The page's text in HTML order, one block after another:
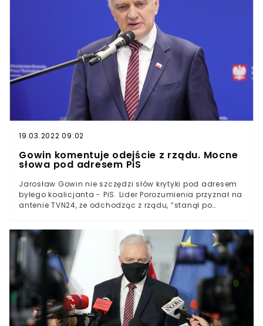
w ustawie medialnej.Jak donosi Wirtualna Polska,
wiadomość wywołała niemałe zdziwienie w Pałacu
Prezydenckim. Żadnego spotkania bowiem nie
wyznaczono. Co więcej, osoby z otoczenia prezydenta
mają przekonywać, że Gowin planował spotkanie z Dudą
jedynie po to, by móc przypisać sobie zasługi za
ewentualne weto pod ustawą.
19.03.2022 09:02
Gowin komentuje odejście z rządu. Mocne
słowa pod adresem PiS
Jarosław Gowin nie szczędzi słów krytyki pod adresem
byłego koalicjanta - PiS. Lider Porozumienia przyznał na
antenie TVN24, że odchodząc z rządu, “stanął po
błędnie, a pogorszenie stosunków z USA za sprawą
ustawy lex TVN mogłoby jeszcze bardziej osłabić
pozycję naszego kraju.